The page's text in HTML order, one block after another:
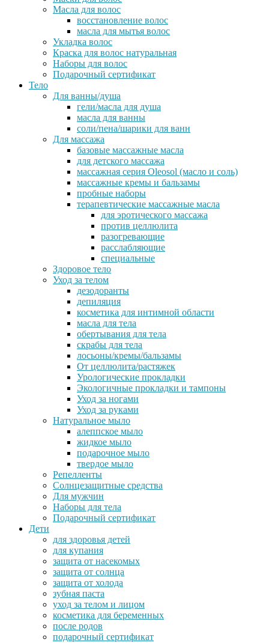
Масла для волос
восстановление волос
масла для мытья волос
Укладка волос
Краска для волос натуральная
Наборы для волос
Подарочный сертификат
Тело
Для ванны/душа
гели/масла для душа
масла для ванны
соли/пена/шарики для ванн
Для массажа
базовые массажные масла
для детского массажа
массажная серия Oleosol (масло и соль)
массажные кремы и бальзамы
пробные наборы
терапевтические массажные масла
для эротического массажа
против целлюлита
разогревающие
расслабляющие
специальные
Здоровое тело
Уход за телом
дезодоранты
депиляция
косметика для интимной области
масла для тела
обертывания для тела
скрабы для тела
лосьоны/кремы/бальзамы
От целлюлита/растяжек
Урологические прокладки
Экологичные прокладки и тампоны
Уход за ногами
Уход за руками
Натуральное мыло
алеппское мыло
жидкое мыло
подарочное мыло
твердое мыло
Репелленты
Солнцезащитные средства
Для мужчин
Наборы для тела
Подарочный сертификат
Дети
для здоровья детей
для купания
защита от насекомых
защита от солнца
защита от холода
зубная паста
уход за телом и лицом
косметика для беременных
после родов
подарочный сертификат